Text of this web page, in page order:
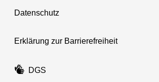
Datenschutz
Erklärung zur Barrierefreiheit
DGS